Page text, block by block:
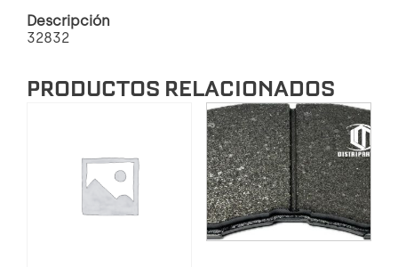
Descripción
32832
PRODUCTOS RELACIONADOS